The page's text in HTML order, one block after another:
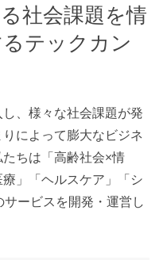
社会課題を情
テックカン
、様々な社会課題が発
によって膨大なビジネ
ちは「高齢社会×情
」「ヘルスケア」「シ
ービスを開発・運営し